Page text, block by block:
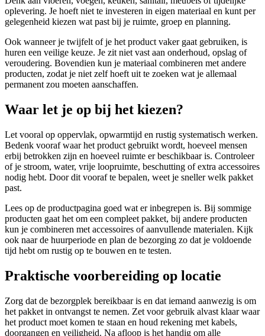
oplevering. Je hoeft niet te investeren in eigen materiaal en kunt per
gelegenheid kiezen wat past bij je ruimte, groep en planning.
Ook wanneer je twijfelt of je het product vaker gaat gebruiken, is
huren een veilige keuze. Je zit niet vast aan onderhoud, opslag of
veroudering. Bovendien kun je materiaal combineren met andere
producten, zodat je niet zelf hoeft uit te zoeken wat je allemaal
permanent zou moeten aanschaffen.
Waar let je op bij het kiezen?
Let vooral op oppervlak, opwarmtijd en rustig systematisch werken.
Bedenk vooraf waar het product gebruikt wordt, hoeveel mensen
erbij betrokken zijn en hoeveel ruimte er beschikbaar is. Controleer
of je stroom, water, vrije loopruimte, beschutting of extra accessoires
nodig hebt. Door dit vooraf te bepalen, weet je sneller welk pakket
past.
Lees op de productpagina goed wat er inbegrepen is. Bij sommige
producten gaat het om een compleet pakket, bij andere producten
kun je combineren met accessoires of aanvullende materialen. Kijk
ook naar de huurperiode en plan de bezorging zo dat je voldoende
tijd hebt om rustig op te bouwen en te testen.
Praktische voorbereiding op locatie
Zorg dat de bezorgplek bereikbaar is en dat iemand aanwezig is om
het pakket in ontvangst te nemen. Zet voor gebruik alvast klaar waar
het product moet komen te staan en houd rekening met kabels,
doorgangen en veiligheid. Na afloop is het handig om alle